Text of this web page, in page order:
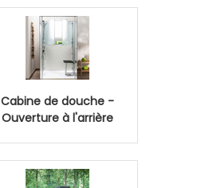
Cabine de douche -
Ouverture à l'arrière